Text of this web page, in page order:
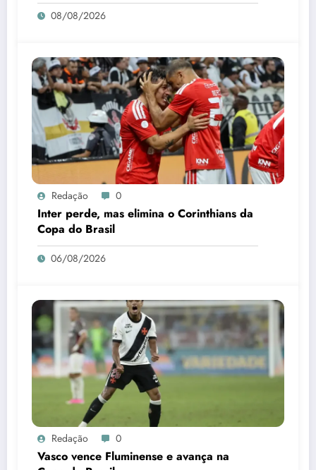
08/08/2026
Redação 0
Inter perde, mas elimina o Corinthians da
Copa do Brasil
06/08/2026
Redação 0
Vasco vence Fluminense e avança na